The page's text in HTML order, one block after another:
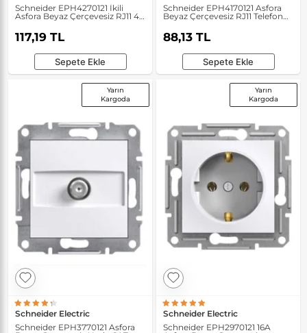
Schneider EPH4270121 İkili
Asfora Beyaz Çerçevesiz RJ11 4
117,19 TL
Sepete Ekle
Schneider EPH4170121 Asfora
Beyaz Çerçevesiz RJ11 Telefon
88,13 TL
Sepete Ekle
Yarın
Kargoda
Schneider Electric
Schneider EPH3770121 Asfora
Yarın
Kargoda
Schneider Electric
Schneider EPH2970121 16A